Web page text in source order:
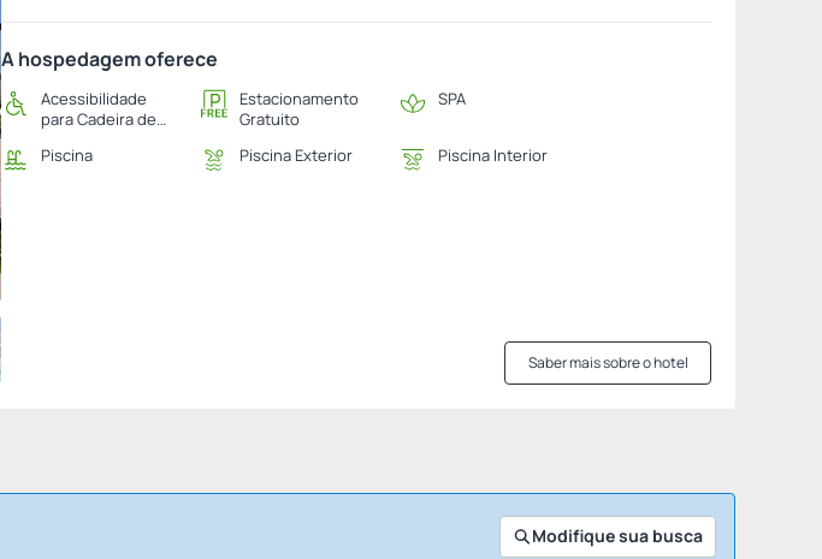
A hospedagem oferece
Acessibilidade
para Cadeira de
Estacionamento
Gratuito
SPA
Piscina Piscina Exterior Piscina Interior
Saber mais sobre o hotel
Modifique sua busca